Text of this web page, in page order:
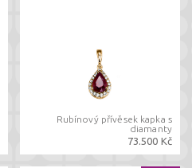
Rubínový přívěsek kapka s
diamanty
73.500 Kč